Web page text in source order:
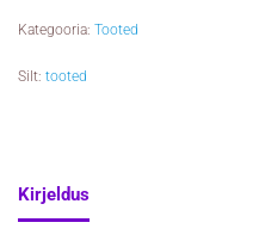
Kategooria: Tooted
Silt: tooted
Kirjeldus